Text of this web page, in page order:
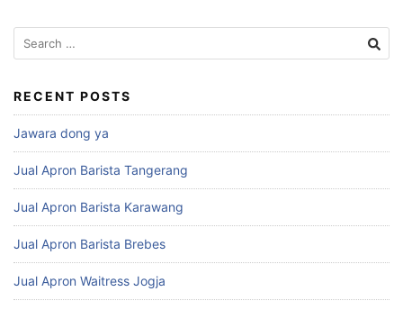
RECENT POSTS
Jawara dong ya
Jual Apron Barista Tangerang
Jual Apron Barista Karawang
Jual Apron Barista Brebes
Jual Apron Waitress Jogja